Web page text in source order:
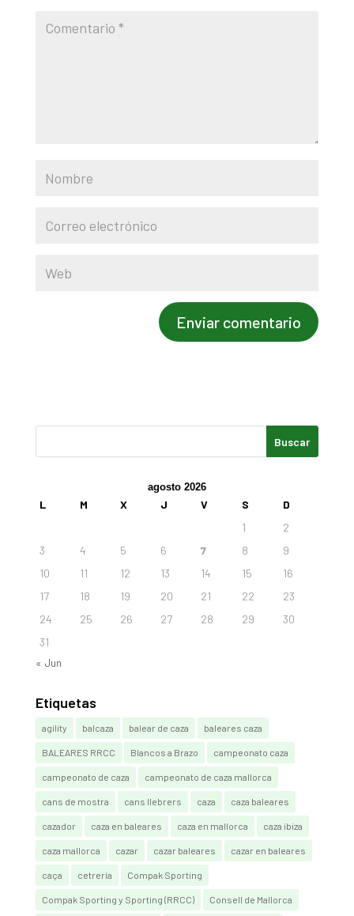
agosto 2026
L M X J V S
D
1
2
3
4 5 6 7 8
9
10
11 12 13 14 15
16
17
18 19 20 21 22
23
24
25 26 27 28 29
30
31
« Jun
Etiquetas
agility balcaza balear de caza baleares caza
BALEARES RRCC Blancos a Brazo campeonato caza
campeonato de caza campeonato de caza mallorca
cans de mostra cans llebrers caza caza baleares
cazador caza en baleares caza en mallorca caza ibiza
caza mallorca cazar cazar baleares cazar en baleares
caça cetrería Compak Sporting
Compak Sporting y Sporting (RRCC) Consell de Mallorca